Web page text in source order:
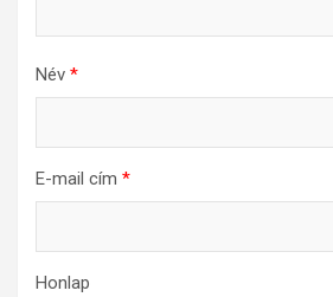
Név *
E-mail cím *
Honlap